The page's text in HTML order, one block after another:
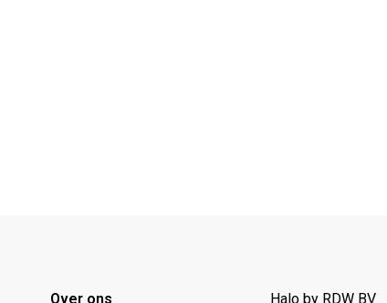
Over ons Halo by RDW BV